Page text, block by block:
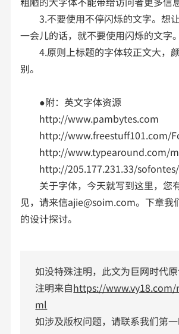
3.不要使用不停闪烁的文字。想
一会儿的话，就不要使用闪烁的文字。
4.原则上标题的字体较正文大，
别。
●附：英文字体资源
http://www.pambytes.com
http://www.freestuff101.com/
http://www.typearound.com/
http://205.177.231.33/
关于字体，今天就写到这里，您
见，请来信ajie@soim.com。下章我
的设计探讨。
如没特殊注明，此文为巨网时代
注明来自https://
ml
如涉及版权问题，请联系我们第一